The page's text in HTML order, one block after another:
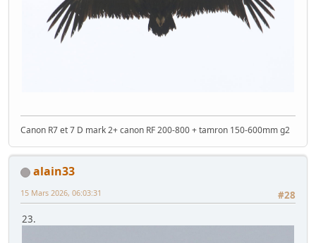
Canon R7 et 7 D mark 2+ canon RF 200-800 + tamron 150-600mm g2
alain33
#28
15 Mars 2026, 06:03:31
23.